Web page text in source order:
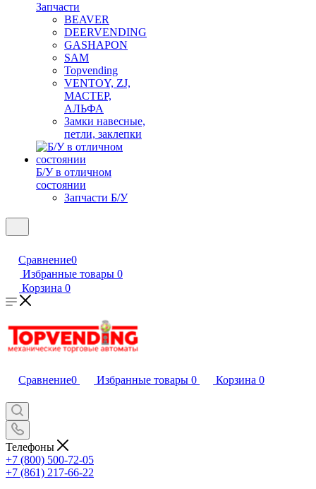
Запчасти
BEAVER
DEERVENDING
GASHAPON
SAM
Topvending
VENTOY, ZJ,
МАСТЕР,
АЛЬФА
Замки навесные,
петли, заклепки
Б/У в отличном
состоянии
Запчасти Б/У
Сравнение0
Избранные товары 0
Корзина 0
Сравнение0 Избранные товары 0 Корзина 0
Телефоны
+7 (800) 500-72-05
+7 (861) 217-66-22